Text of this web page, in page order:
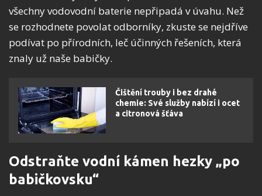
všechny vodovodní baterie nepřipadá v úvahu. Než
se rozhodnete povolat odborníky, zkuste se nejdříve
podívat po přírodních, leč účinných řešeních, která
znaly už naše babičky.
Čištění trouby i bez drahé
chemie: Své služby nabízí i ocet
a citronová šťáva
Odstraňte vodní kámen hezky „po
babičkovsku“